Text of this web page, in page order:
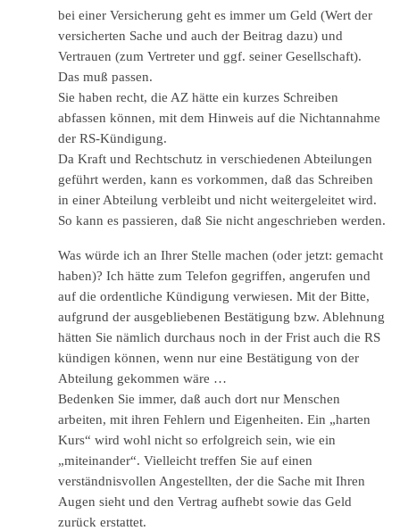
bei einer Versicherung geht es immer um Geld (Wert der
versicherten Sache und auch der Beitrag dazu) und
Vertrauen (zum Vertreter und ggf. seiner Gesellschaft).
Das muß passen.
Sie haben recht, die AZ hätte ein kurzes Schreiben
abfassen können, mit dem Hinweis auf die Nichtannahme
der RS-Kündigung.
Da Kraft und Rechtschutz in verschiedenen Abteilungen
geführt werden, kann es vorkommen, daß das Schreiben
in einer Abteilung verbleibt und nicht weitergeleitet wird.
So kann es passieren, daß Sie nicht angeschrieben werden.
Was würde ich an Ihrer Stelle machen (oder jetzt: gemacht
haben)? Ich hätte zum Telefon gegriffen, angerufen und
auf die ordentliche Kündigung verwiesen. Mit der Bitte,
aufgrund der ausgebliebenen Bestätigung bzw. Ablehnung
hätten Sie nämlich durchaus noch in der Frist auch die RS
kündigen können, wenn nur eine Bestätigung von der
Abteilung gekommen wäre …
Bedenken Sie immer, daß auch dort nur Menschen
arbeiten, mit ihren Fehlern und Eigenheiten. Ein „harten
Kurs“ wird wohl nicht so erfolgreich sein, wie ein
„miteinander“. Vielleicht treffen Sie auf einen
verständnisvollen Angestellten, der die Sache mit Ihren
Augen sieht und den Vertrag aufhebt sowie das Geld
zurück erstattet.